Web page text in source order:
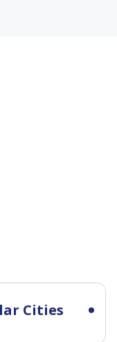
Cities